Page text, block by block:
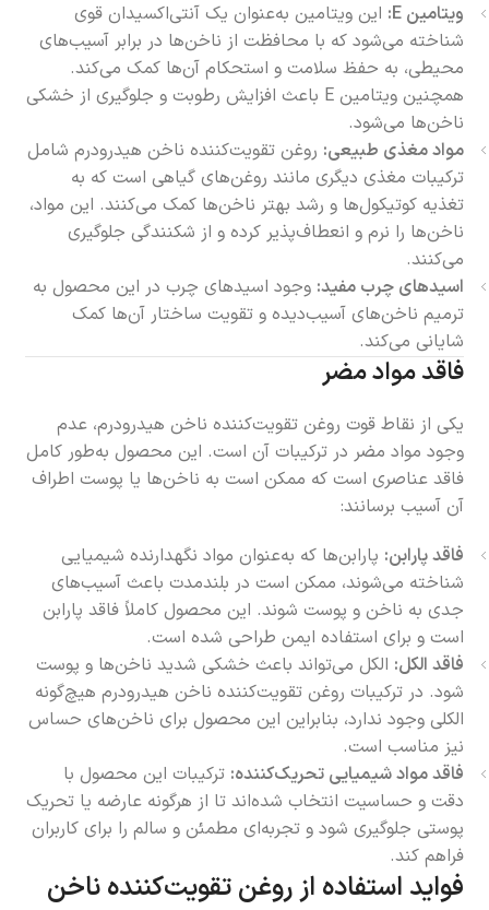
ویتامین E:
این ویتامین به‌عنوان یک آنتی‌اکسیدان قوی
شناخته می‌شود که با محافظت از ناخن‌ها در برابر آسیب‌های
محیطی، به حفظ سلامت و استحکام آن‌ها کمک می‌کند.
همچنین ویتامین E باعث افزایش رطوبت و جلوگیری از خشکی
ناخن‌ها می‌شود.
مواد مغذی طبیعی: روغن تقویت‌کننده ناخن هیدرودرم شامل
ترکیبات مغذی دیگری مانند روغن‌های گیاهی است که به
تغذیه کوتیکول‌ها و رشد بهتر ناخن‌ها کمک می‌کنند. این مواد،
ناخن‌ها را نرم و انعطاف‌پذیر کرده و از شکنندگی جلوگیری
می‌کنند.
اسیدهای چرب مفید: وجود اسیدهای چرب در این محصول به
ترمیم ناخن‌های آسیب‌دیده و تقویت ساختار آن‌ها کمک
شایانی می‌کند.
فاقد مواد مضر
یکی از نقاط قوت روغن تقویت‌کننده ناخن هیدرودرم، عدم
وجود مواد مضر در ترکیبات آن است. این محصول به‌طور کامل
فاقد عناصری است که ممکن است به ناخن‌ها یا پوست اطراف
آن آسیب برسانند:
فاقد پارابن: پارابن‌ها که به‌عنوان مواد نگهدارنده شیمیایی
شناخته می‌شوند، ممکن است در بلندمدت باعث آسیب‌های
جدی به ناخن و پوست شوند. این محصول کاملاً فاقد پارابن
است و برای استفاده ایمن طراحی شده است.
فاقد الکل: الکل می‌تواند باعث خشکی شدید ناخن‌ها و پوست
شود. در ترکیبات روغن تقویت‌کننده ناخن هیدرودرم هیچ‌گونه
الکلی وجود ندارد، بنابراین این محصول برای ناخن‌های حساس
نیز مناسب است.
فاقد مواد شیمیایی تحریک‌کننده: ترکیبات این محصول با
دقت و حساسیت انتخاب شده‌اند تا از هرگونه عارضه یا تحریک
پوستی جلوگیری شود و تجربه‌ای مطمئن و سالم را برای کاربران
فراهم کند.
فواید استفاده از روغن تقویت‌کننده ناخن